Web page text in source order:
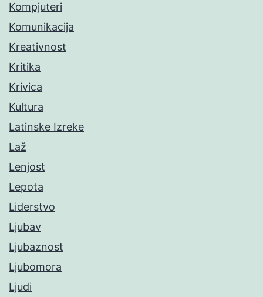
Kompjuteri
Komunikacija
Kreativnost
Kritika
Krivica
Kultura
Latinske Izreke
Laž
Lenjost
Lepota
Liderstvo
Ljubav
Ljubaznost
Ljubomora
Ljudi